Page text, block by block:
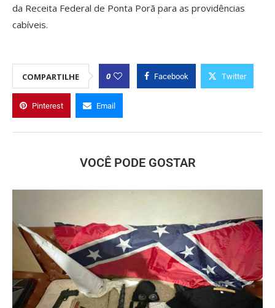
da Receita Federal de Ponta Porã para as providências
cabíveis.
COMPARTILHE 0 Facebook Twitter
Pinterest Email
VOCÊ PODE GOSTAR